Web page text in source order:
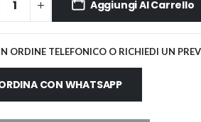
Aggiungi Al Carrello
ORDINE TELEFONICO O RICHIEDI UN
CON WHATSAPP